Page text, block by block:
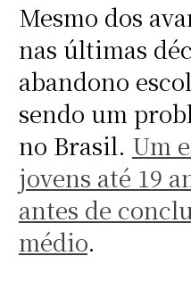
Mesmo dos
nas últimas
abandono
sendo um
no Brasil. Um
jovens até 19
antes de
médio.